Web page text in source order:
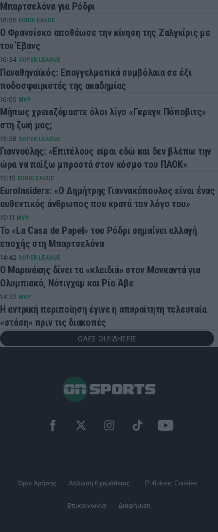
Μπαρτσελόνα για Ρόδρι
16:50 EUROLEAGUE
Ο Φρανσίσκο αποθέωσε την κίνηση της Ζαλγκίρις με
τον Έβανς
16:34 SUPER LEAGUE
Παναθηναϊκός: Επαγγελματικά συμβόλαια σε έξι
ποδοσφαιριστές της ακαδημίας
16:05 MVP
Μήπως χρειαζόμαστε όλοι λίγο «Γκρεγκ Πόποβιτς»
στη ζωή μας;
15:38 SUPER LEAGUE
Γιαννούλης: «Επιτέλους είμαι εδώ και δεν βλέπω την
ώρα να παίξω μπροστά στον κόσμο του ΠΑΟΚ»
15:15 EUROLEAGUE
EuroInsiders: «Ο Δημήτρης Γιαννακόπουλος είναι ένας
αυθεντικός άνθρωπος που κρατά τον λόγο του»
15:11 MVP
Το «La Casa de Papel» του Ρόδρι σημαίνει αλλαγή
εποχής στη Μπαρτσελόνα
14:42 SUPER LEAGUE
Ο Μαρινάκης δίνει τα «κλειδιά» στον Μονκαντά για
Ολυμπιακό, Νότιγχαμ και Ρίο Άβε
14:32 MVP
Η αντρική περιποίηση έγινε η απαραίτητη τελευταία
«στάση» πριν τις διακοπές
ΟΛΕΣ ΟΙ ΕΙΔΗΣΕΙΣ
Όροι Χρήσης Δήλωση Εχεμύθειας Ρυθμίσεις Cookies
Επικοινωνία Διαφήμιση